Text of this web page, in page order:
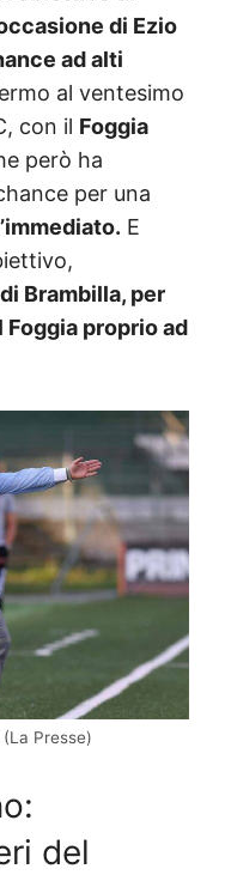
di Ezio
ad alti
al ventesimo
con il Foggia
però ha
per una
E
Brambilla, per
proprio ad
Presse)
del